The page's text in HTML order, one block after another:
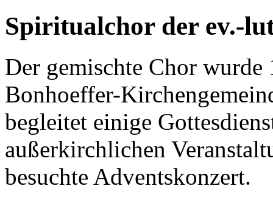
Spiritualchor der ev.-
Der gemischte Chor
Bonhoeffer-
begleitet einige
außerkirchlichen
besuchte Adventskonzert.